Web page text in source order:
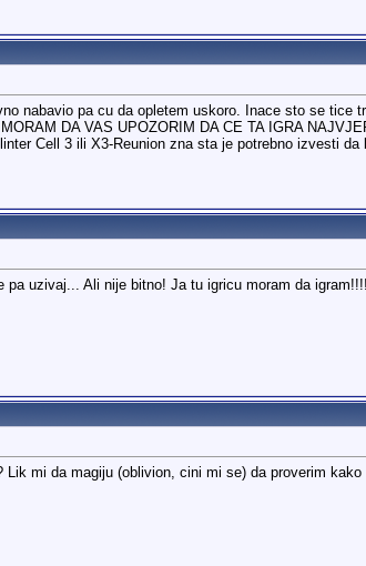
nabavio pa cu da opletem uskoro. Inace sto se
DA VAS UPOZORIM DA CE TA IGRA
Cell 3 ili X3-Reunion zna sta je potrebno izvesti
uzivaj... Ali nije bitno! Ja tu igricu moram da
mi da magiju (oblivion, cini mi se) da proverim kako